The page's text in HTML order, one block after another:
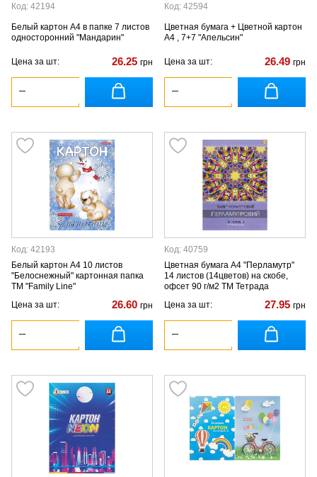
Код: 42194
Белый картон А4 в папке 7 листов
односторонний "Мандарин"
Цена за шт: 26.25 грн
Код: 42594
Цветная бумага + Цветной картон
А4 , 7+7 "Апельсин"
Цена за шт: 26.49 грн
Код: 42193
Белый картон А4 10 листов
"Белоснежный" картонная папка
ТМ "Family Line"
Цена за шт:
26.60 грн
Код: 40759
Цветная бумага А4 "Перламутр"
14 листов (14цветов) на скобе,
офсет 90 г/м2 ТМ Тетрада
Цена за шт:
27.95 грн